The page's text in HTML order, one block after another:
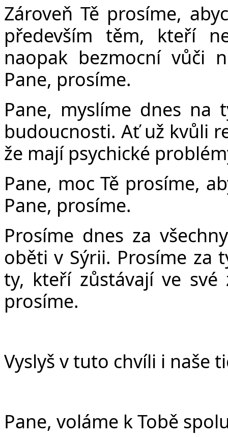
Zároveň Tě prosíme,
především těm, kteří
naopak bezmocní vůči
Pane, prosíme.
Pane, myslíme dnes na
budoucnosti. Ať už kvůli
že mají psychické
Pane, moc Tě prosíme,
Pane, prosíme.
Prosíme dnes za
oběti v Sýrii. Prosíme za
ty, kteří zůstávají ve své
prosíme.
Vyslyš v tuto chvíli i naše
Pane, voláme k Tobě